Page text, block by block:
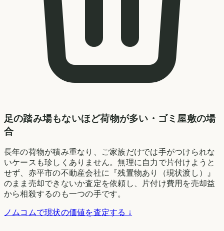
足の踏み場もないほど荷物が多い・ゴミ屋敷の場
合
長年の荷物が積み重なり、ご家族だけでは手がつけられな
いケースも珍しくありません。無理に自力で片付けようと
せず、赤平市の不動産会社に『残置物あり（現状渡し）』
のまま売却できないか査定を依頼し、片付け費用を売却益
から相殺するのも一つの手です。
ノムコムで現状の価値を査定する ↓